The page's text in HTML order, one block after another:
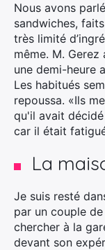
Nous avons
sandwiches,
très limité
même. M.
une demi-heure
Les habitués
repoussa. «Ils
qu'il avait
car il était
La
Je suis resté
par un couple
chercher à la
devant son